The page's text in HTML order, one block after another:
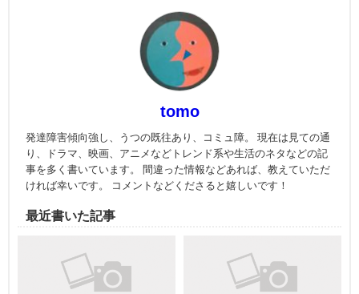
tomo
発達障害傾向強し、うつの既往あり、コミュ障。 現在は見ての通
り、ドラマ、映画、アニメなどトレンド系や生活のネタなどの記
事を多く書いています。 間違った情報などあれば、教えていただ
ければ幸いです。 コメントなどくださると嬉しいです！
最近書いた記事